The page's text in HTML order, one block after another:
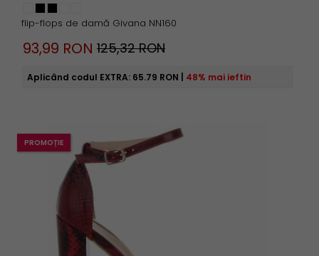
flip-flops de damă Givana NN160
93,99 RON 125,32 RON
Aplicând codul EXTRA: 65.79 RON 48% mai ieftin
PROMOȚIE